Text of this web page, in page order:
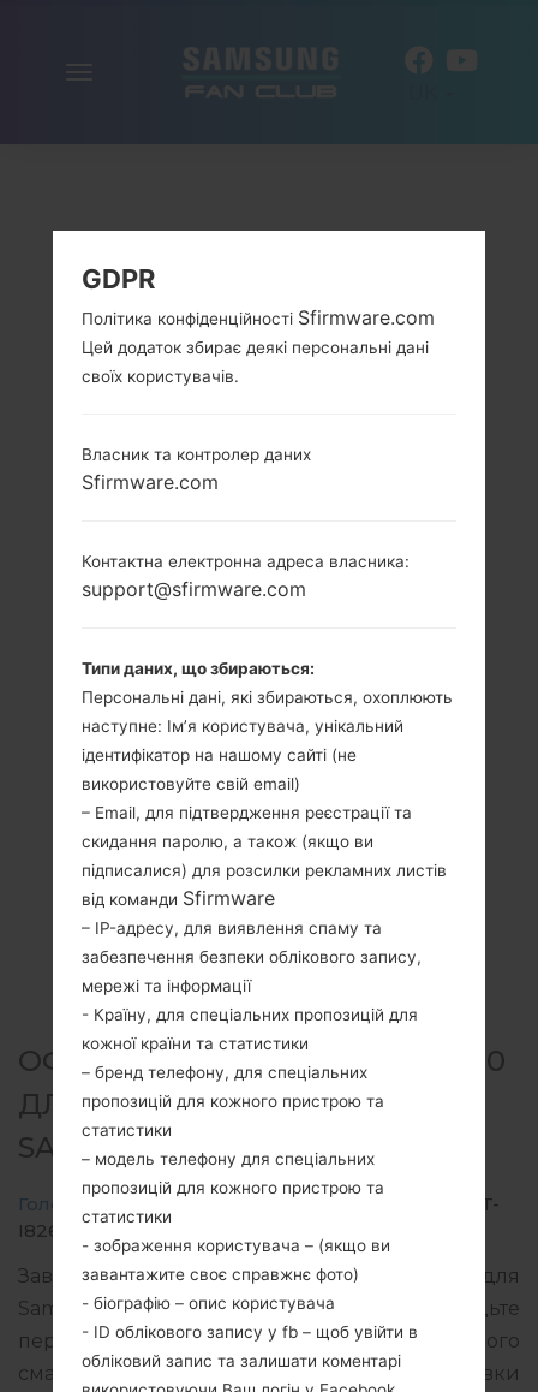
ОФІЦІЙНА ПРОШИВКА #22530
ДЛЯ GT-I8260 -
SAMSUNGGALAXY CORE
Головна Galaxy Core SamsungGT-I8260
GT-
I8260_CYV_1_20140617145830_93s0osxl5t_fac.zip
Завантажте останнє оновлення прошивки для
Samsung Galaxy Core, але не забудьте
перевірити, чи відповідає номер моделі вашого
смартфона вказаному GT-I8260. Код прошивки
GDPR
Політика конфіденційності Sfirmware.com
Цей додаток збирає деякі персональні дані
своїх користувачів.
Власник та контролер даних
Sfirmware.com
Контактна електронна адреса власника:
support@sfirmware.com
Типи даних, що збираються:
Персональні дані, які збираються, охоплюють
наступне: Ім’я користувача, унікальний
ідентифікатор на нашому сайті (не
використовуйте свій email)
– Email, для підтвердження реєстрації та
скидання паролю, а також (якщо ви
підписалися) для розсилки рекламних листів
від команди Sfirmware
– IP-адресу, для виявлення спаму та
забезпечення безпеки облікового запису,
мережі та інформації
- Країну, для спеціальних пропозицій для
кожної країни та статистики
– бренд телефону, для спеціальних
пропозицій для кожного пристрою та
статистики
– модель телефону для спеціальних
пропозицій для кожного пристрою та
статистики
- зображення користувача – (якщо ви
завантажите своє справжнє фото)
- біографію – опис користувача
- ID облікового запису у fb – щоб увійти в
обліковий запис та залишати коментарі